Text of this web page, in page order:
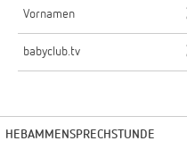
Vornamen
babyclub.tv
HEBAMMENSPRECHSTUNDE